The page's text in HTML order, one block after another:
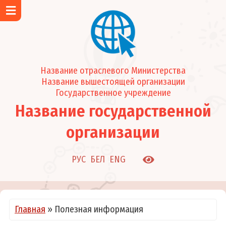
Название отраслевого Министерства
Название вышестоящей организации
Государственное учреждение
Название государственной
организации
РУС БЕЛ ENG
Визитка учреждения
Структура учреждения
Режим работы
График работы врачей-педиатров участковых
График работы узких специалистов и кабинетов
Задачи и функции
О нас в СМИ
Руководство
Главная » Полезная информация